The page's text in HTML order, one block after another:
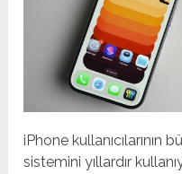
iPhone kullanıcılarının
sistemini yıllardır